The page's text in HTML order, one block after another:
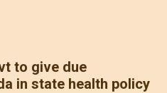
to give due
in state health policy